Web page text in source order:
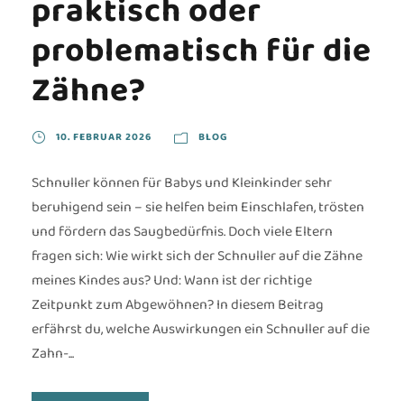
praktisch oder
problematisch für die
Zähne?
10. FEBRUAR 2026 BLOG
Schnuller können für Babys und Kleinkinder sehr
beruhigend sein – sie helfen beim Einschlafen, trösten
und fördern das Saugbedürfnis. Doch viele Eltern
fragen sich: Wie wirkt sich der Schnuller auf die Zähne
meines Kindes aus? Und: Wann ist der richtige
Zeitpunkt zum Abgewöhnen? In diesem Beitrag
erfährst du, welche Auswirkungen ein Schnuller auf die
Zahn-...